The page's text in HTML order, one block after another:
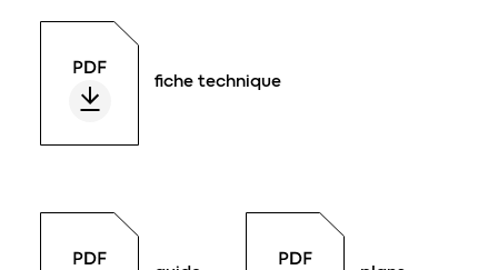
fiche technique